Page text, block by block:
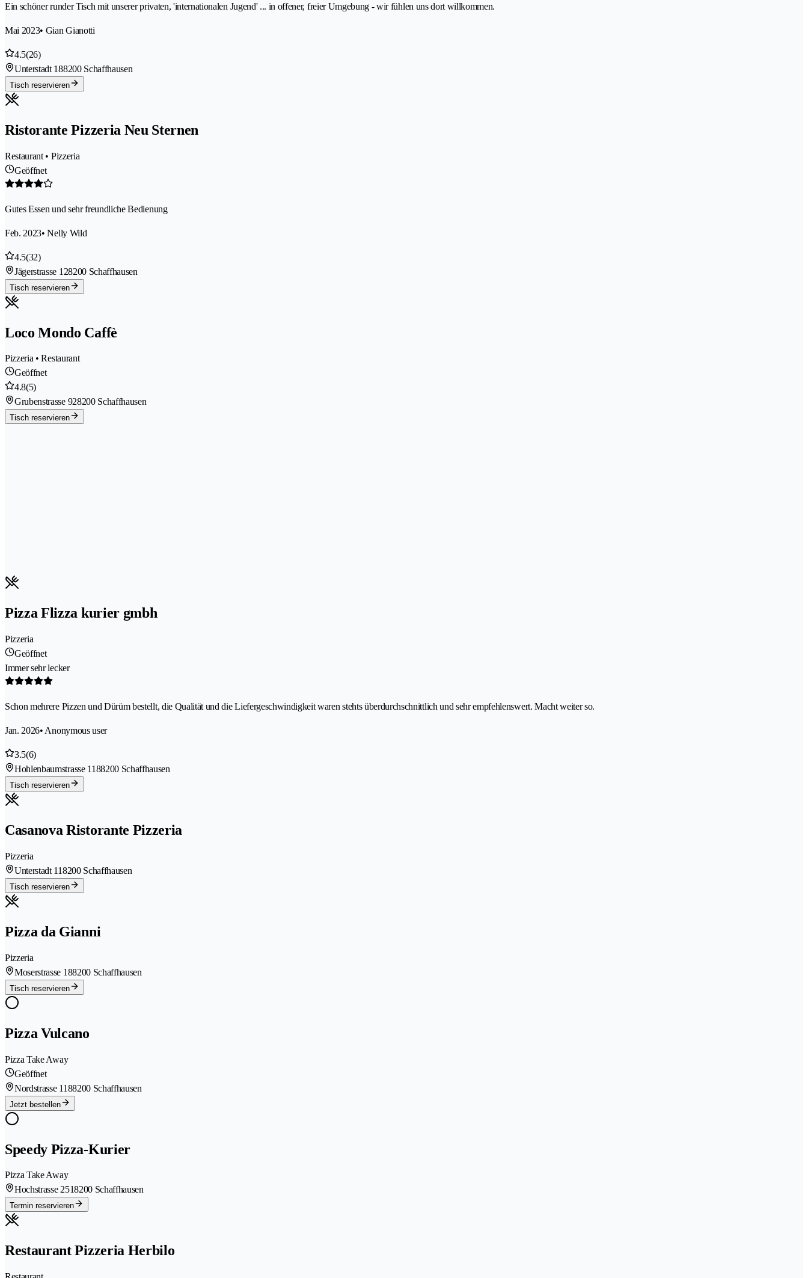
Ein schöner runder Tisch mit unserer privaten, 'internationalen Jugend' ... in offener, freier Umgebung - wir fühlen uns dort willkommen.
Mai 2023• Gian Gianotti
4.5(26)
Unterstadt 188200 Schaffhausen
Tisch reservieren
Ristorante Pizzeria Neu Sternen
Restaurant • Pizzeria
Geöffnet
Gutes Essen und sehr freundliche Bedienung
Feb. 2023• Nelly Wild
4.5(32)
Jägerstrasse 128200 Schaffhausen
Tisch reservieren
Loco Mondo Caffè
Pizzeria • Restaurant
Geöffnet
4.8(5)
Grubenstrasse 928200 Schaffhausen
Tisch reservieren
Pizza Flizza kurier gmbh
Pizzeria
Geöffnet
Immer sehr lecker
Schon mehrere Pizzen und Dürüm bestellt, die Qualität und die Liefergeschwindigkeit waren stehts überdurchschnittlich und sehr empfehlenswert. Macht weiter so.
Jan. 2026• Anonymous user
3.5(6)
Hohlenbaumstrasse 1188200 Schaffhausen
Tisch reservieren
Casanova Ristorante Pizzeria
Pizzeria
Unterstadt 118200 Schaffhausen
Tisch reservieren
Pizza da Gianni
Pizzeria
Moserstrasse 188200 Schaffhausen
Tisch reservieren
Pizza Vulcano
Pizza Take Away
Geöffnet
Nordstrasse 1188200 Schaffhausen
Jetzt bestellen
Speedy Pizza-Kurier
Pizza Take Away
Hochstrasse 2518200 Schaffhausen
Termin reservieren
Restaurant Pizzeria Herbilo